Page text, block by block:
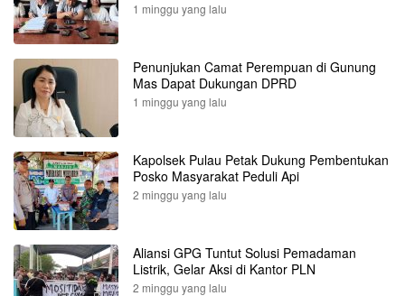
1 minggu yang lalu
Penunjukan Camat Perempuan di Gunung
Mas Dapat Dukungan DPRD
1 minggu yang lalu
Kapolsek Pulau Petak Dukung Pembentukan
Posko Masyarakat Peduli Api
2 minggu yang lalu
Aliansi GPG Tuntut Solusi Pemadaman
Listrik, Gelar Aksi di Kantor PLN
2 minggu yang lalu